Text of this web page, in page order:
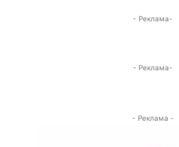
- Реклама-
- Реклама-
- Реклама -